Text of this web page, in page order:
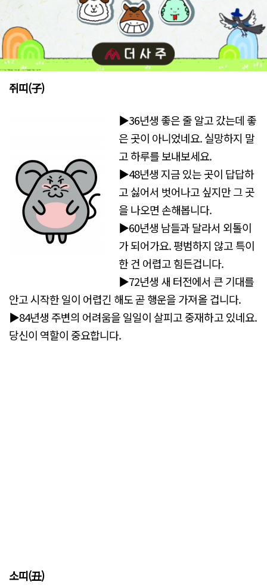
쥐띠(子)
▶36년생 좋은 줄 알고 갔는데 좋
은 곳이 아니었네요. 실망하지 말
고 하루를 보내보세요.
▶48년생 지금 있는 곳이 답답하
고 싫어서 벗어나고 싶지만 그 곳
을 나오면 손해봅니다.
▶60년생 남들과 달라서 외톨이
가 되어가요. 평범하지 않고 특이
한 건 어렵고 힘든겁니다.
▶72년생 새 터전에서 큰 기대를
안고 시작한 일이 어렵긴 해도 곧 행운을 가져올 겁니다.
▶84년생 주변의 어려움을 일일이 살피고 중재하고 있네요.
당신이 역할이 중요합니다.
소띠(丑)